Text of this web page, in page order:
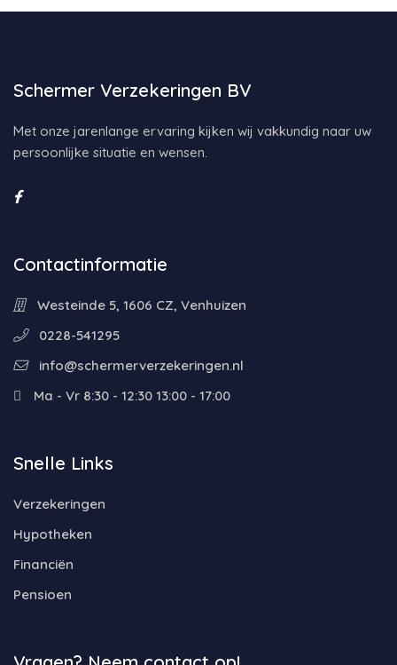
Schermer Verzekeringen BV
Met onze jarenlange ervaring kijken wij vakkundig naar uw
persoonlijke situatie en wensen.
Contactinformatie
Westeinde 5, 1606 CZ, Venhuizen
0228-541295
info@schermerverzekeringen.nl
Ma - Vr 8:30 - 12:30 13:00 - 17:00
Snelle Links
Verzekeringen
Hypotheken
Financiën
Pensioen